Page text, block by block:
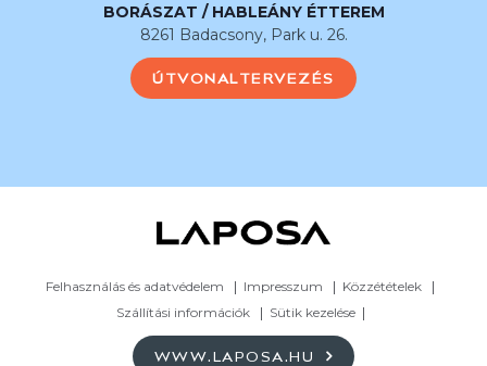
BORÁSZAT / HABLEÁNY ÉTTEREM
8261 Badacsony, Park u. 26.
ÚTVONALTERVEZÉS
Felhasználás és adatvédelem Impresszum
Közzétételek
Szállítási információk
Sütik kezelése
WWW.LAPOSA.HU